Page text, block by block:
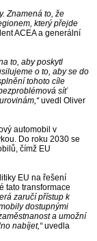
Znamená to, že
který přejde
ACEA a generální
to, aby poskytl
o to, aby se do
tohoto cíle
síť
uvedl Oliver
automobil v
Do roku 2030 se
čímž EU
EU na řešení
tato transformace
zaručí přístup k
dostupnými
a umožní
nabíjet,“uvedla